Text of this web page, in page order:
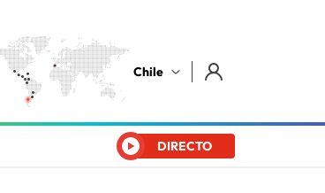
Chile
DIRECTO